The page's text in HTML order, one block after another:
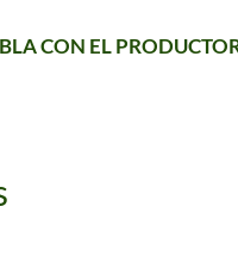
CON EL